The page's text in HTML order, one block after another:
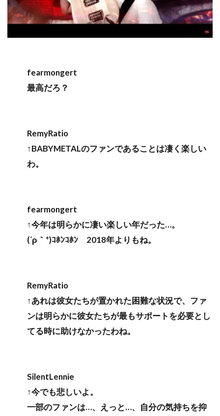
fearmongert
最高だろ？
RemyRatio
↑BABYMETALのファンであることは凄く楽しい
わ。
fearmongert
↑今年は明らかに凄い楽しい年だった…。
(´ρ｀*)ｺﾎﾝｺﾎﾝ 2018年よりもね。
RemyRatio
↑あれは彼女たちが置かれた困難な状況で、ファ
ンは明らかに彼女たちが最もサポートを必要とし
てる時に助けなかったわね。
SilentLennie
↑今でも悲しいよ。
一部のファンは…、えっと…、自分の気持ちを抑